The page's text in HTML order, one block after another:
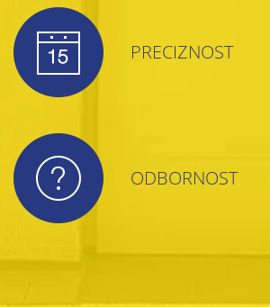
PRECIZNOST
ODBORNOST